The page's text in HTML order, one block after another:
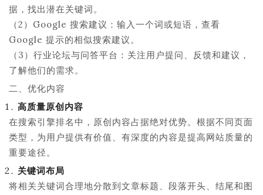
据，找出潜在关键词。
（2）Google 搜索建议：输入一个词或短语，查看
Google 提示的相似搜索建议。
（3）行业论坛与问答平台：关注用户提问、反馈和建议，
了解他们的需求。
二、优化内容
高质量原创内容
在搜索引擎排名中，原创内容占据绝对优势。根据不同页面
类型，为用户提供有价值、有深度的内容是提高网站质量的
重要途径。
关键词布局
将相关关键词合理地分散到文章标题、段落开头、结尾和图